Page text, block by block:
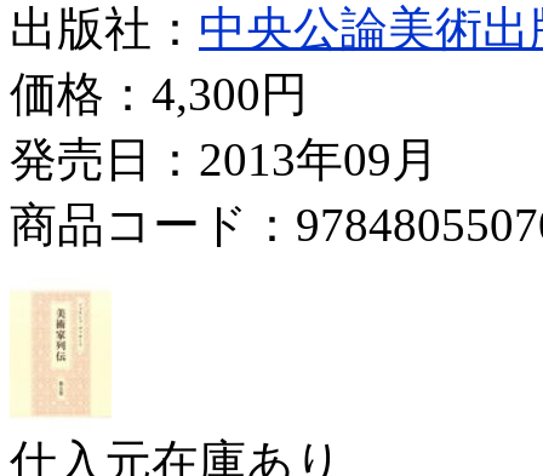
出版社： 中央公論美術出
価格： 4,300円
発売日：2013年09月
商品コード：
仕入元在庫あり